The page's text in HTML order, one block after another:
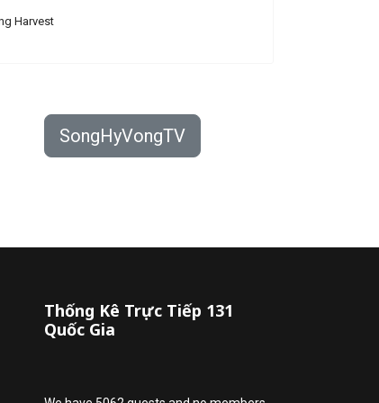
Harvest
SongHyVongTV
Thống Kê Trực Tiếp 131
Quốc Gia